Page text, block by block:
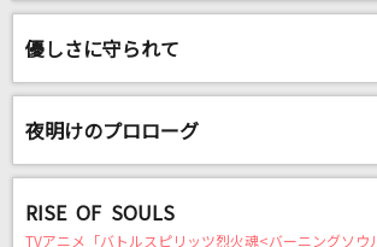
優しさに守られて
夜明けのプロローグ
RISE OF SOULS
TVアニメ「バトルスピリッツ烈火魂<バーニングソウ